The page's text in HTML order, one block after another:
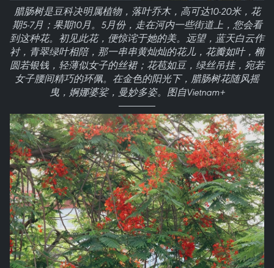
腊肠树是豆科决明属植物，落叶乔木，高可达10-20米，花
期5-7月；果期10月。5月份，走在河内一些街道上，您会看
到这种花。初见此花，便惊诧于她的美。远望，蓝天白云作
衬，青翠绿叶相陪，那一串串黄灿灿的花儿，花瓣如叶，椭
圆若银钱，轻薄似女子的丝裙；花苞如豆，绿丝吊挂，宛若
女子腰间精巧的环佩。在金色的阳光下，腊肠树花随风摇
曳，婀娜婆娑，曼妙多姿。图自Vietnam+